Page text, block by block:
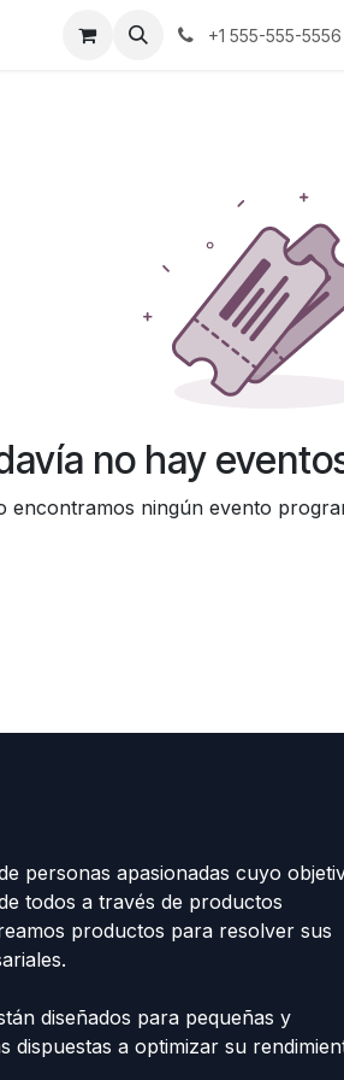
Contáctenos +1 555-555-5556
no hay
encontramos ningún evento
personas apasionadas cuyo
todos a través de productos
productos para resolver sus
diseñados para pequeñas y
dispuestas a optimizar su